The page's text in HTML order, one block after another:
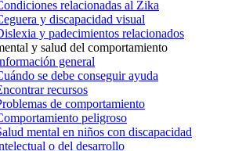
relacionadas al Zika
y discapacidad visual
y padecimientos relacionados
y salud del comportamiento
general
se debe conseguir ayuda
recursos
de comportamiento
peligroso
mental en niños con discapacidad
o del desarrollo